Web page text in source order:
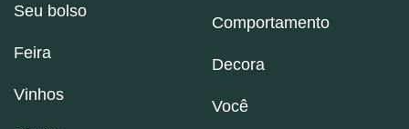
Seu bolso
Feira
Vinhos
Comportamento
Decora
Você